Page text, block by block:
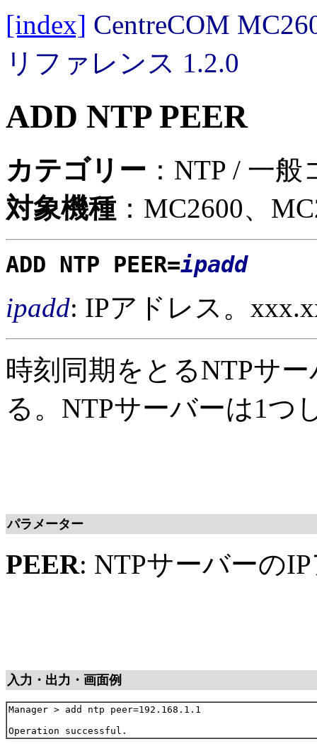
[index] CentreCOM
リファレンス 1.2.0
ADD NTP PEER
カテゴリー ：NTP / 一
対象機種 ：MC2600、
ADD NTP PEER=ipadd
ipadd: IPアドレス。
時刻同期をとるNTPサ
る。NTPサーバーは1つ
パラメーター
PEER: NTPサーバーの
入力・出力・画面例
Manager > add ntp peer=192.168.1.1